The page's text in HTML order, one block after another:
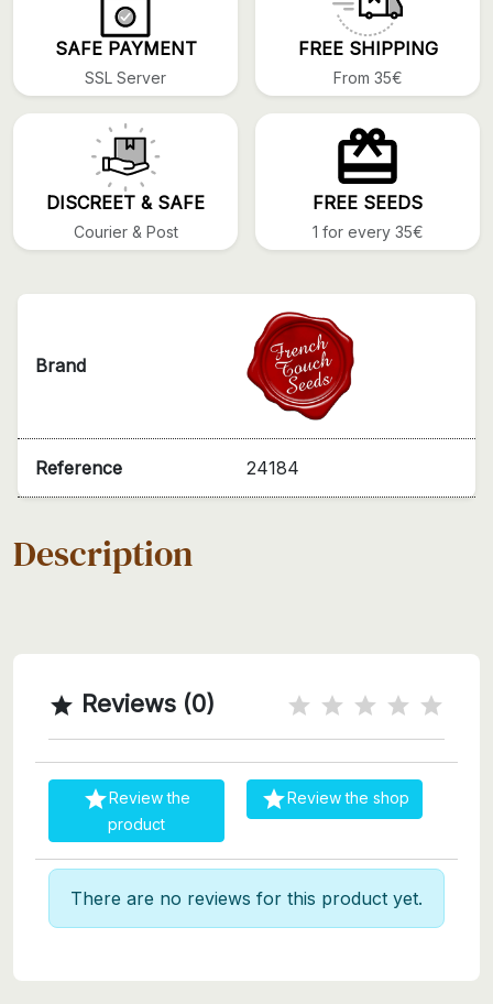
SAFE PAYMENT
SSL Server
FREE SHIPPING
From 35€
DISCREET & SAFE
Courier & Post
FREE SEEDS
1 for every 35€
Brand
Reference 24184
Description
 Reviews (0)
Review the
product
Review the shop
There are no reviews for this product yet.